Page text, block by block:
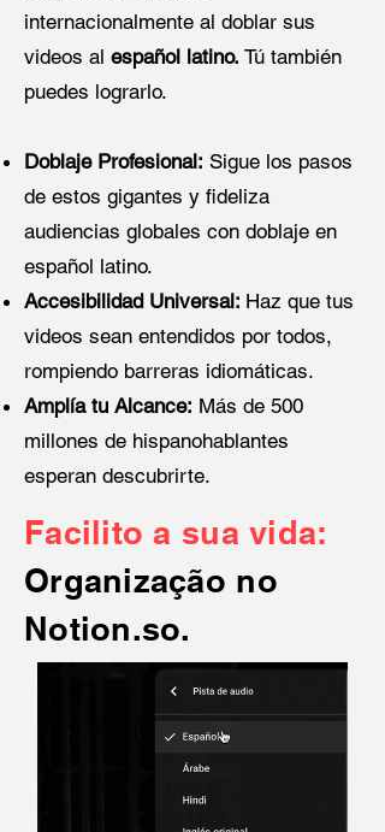
internacionalmente al doblar sus
videos al español latino. Tú también
puedes lograrlo.
Doblaje Profesional: Sigue los pasos
de estos gigantes y fideliza
audiencias globales con doblaje en
español latino.
Accesibilidad Universal: Haz que tus
videos sean entendidos por todos,
rompiendo barreras idiomáticas.
Amplía tu Alcance: Más de 500
millones de hispanohablantes
esperan descubrirte.
Facilito a sua vida:
Organização no
Notion.so.